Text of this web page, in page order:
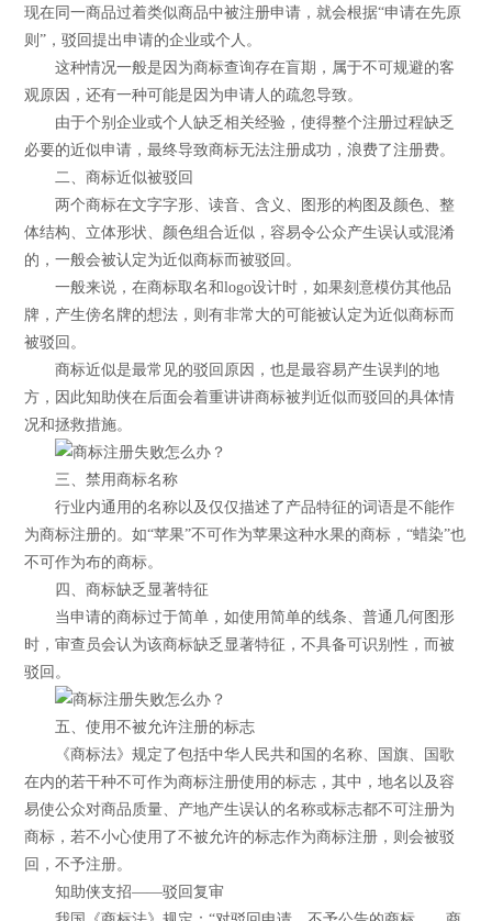
现在同一商品过着类似商品中被注册申请，就会根据“申请在先原
则”，驳回提出申请的企业或个人。
这种情况一般是因为商标查询存在盲期，属于不可规避的客
观原因，还有一种可能是因为申请人的疏忽导致。
由于个别企业或个人缺乏相关经验，使得整个注册过程缺乏
必要的近似申请，最终导致商标无法注册成功，浪费了注册费。
二、商标近似被驳回
两个商标在文字字形、读音、含义、图形的构图及颜色、整
体结构、立体形状、颜色组合近似，容易令公众产生误认或混淆
的，一般会被认定为近似商标而被驳回。
一般来说，在商标取名和logo设计时，如果刻意模仿其他品
牌，产生傍名牌的想法，则有非常大的可能被认定为近似商标而
被驳回。
商标近似是最常见的驳回原因，也是最容易产生误判的地
方，因此知助侠在后面会着重讲讲商标被判近似而驳回的具体情
况和拯救措施。
三、禁用商标名称
行业内通用的名称以及仅仅描述了产品特征的词语是不能作
为商标注册的。如“苹果”不可作为苹果这种水果的商标，“蜡染”也
不可作为布的商标。
四、商标缺乏显著特征
当申请的商标过于简单，如使用简单的线条、普通几何图形
时，审查员会认为该商标缺乏显著特征，不具备可识别性，而被
驳回。
五、使用不被允许注册的标志
《商标法》规定了包括中华人民共和国的名称、国旗、国歌
在内的若干种不可作为商标注册使用的标志，其中，地名以及容
易使公众对商品质量、产地产生误认的名称或标志都不可注册为
商标，若不小心使用了不被允许的标志作为商标注册，则会被驳
回，不予注册。
知助侠支招——驳回复审